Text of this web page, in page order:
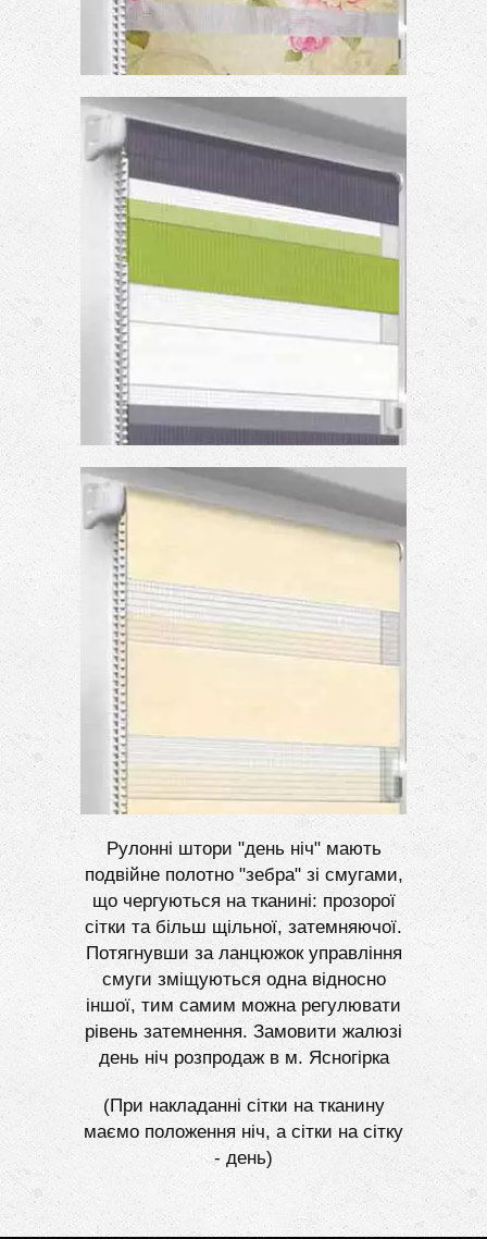
Рулонні штори "день ніч" мають
подвійне полотно "зебра" зі смугами,
що чергуються на тканині: прозорої
сітки та більш щільної, затемняючої.
Потягнувши за ланцюжок управління
смуги зміщуються одна відносно
іншої, тим самим можна регулювати
рівень затемнення. Замовити жалюзі
день ніч розпродаж в м. Ясногірка
(При накладанні сітки на тканину
маємо положення ніч, а сітки на сітку
- день)